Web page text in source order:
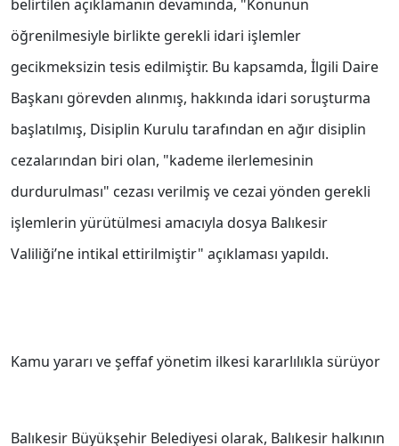
belirtilen açıklamanın devamında, "Konunun
öğrenilmesiyle birlikte gerekli idari işlemler
gecikmeksizin tesis edilmiştir. Bu kapsamda, İlgili Daire
Başkanı görevden alınmış, hakkında idari soruşturma
başlatılmış, Disiplin Kurulu tarafından en ağır disiplin
cezalarından biri olan, "kademe ilerlemesinin
durdurulması" cezası verilmiş ve cezai yönden gerekli
işlemlerin yürütülmesi amacıyla dosya Balıkesir
Valiliği’ne intikal ettirilmiştir" açıklaması yapıldı.
Kamu yararı ve şeffaf yönetim ilkesi kararlılıkla sürüyor
Balıkesir Büyükşehir Belediyesi olarak, Balıkesir halkının